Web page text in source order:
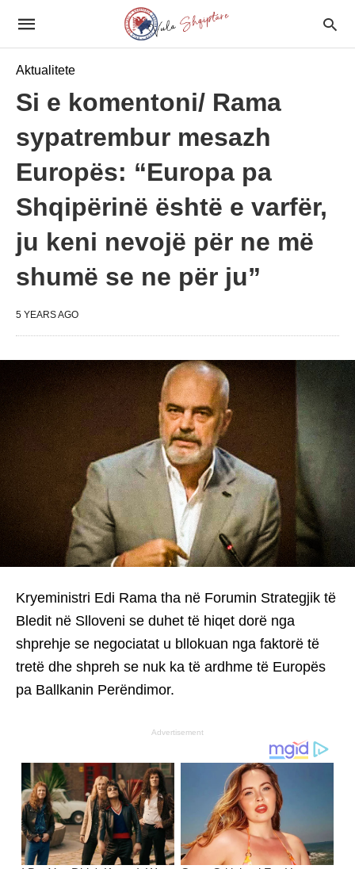
Aktualitete
Si e komentoni/ Rama
sypatrembur mesazh
Europës: “Europa pa
Shqipërinë është e varfër,
ju keni nevojë për ne më
shumë se ne për ju”
5 YEARS AGO
Kryeministri Edi Rama tha në Forumin Strategjik të
Bledit në Slloveni se duhet të hiqet dorë nga
shprehje se negociatat u bllokuan nga faktorë të
tretë dhe shpreh se nuk ka të ardhme të Europës
pa Ballkanin Perëndimor.
Advertisement